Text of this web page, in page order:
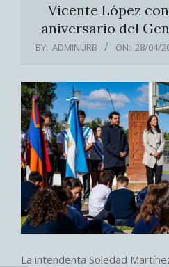
Vicente López
aniversario del
BY: ADMINURB ON: 28/04/
La intendenta Soledad